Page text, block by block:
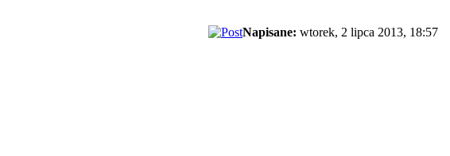
Napisane: wtorek, 2 lipca 2013, 18:57